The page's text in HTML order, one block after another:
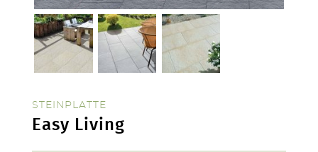
SERVICE & NEUHEITEN
STEINPLATTE
Easy Living